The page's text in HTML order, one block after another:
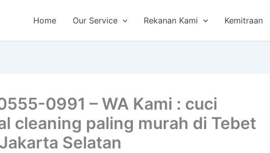
Home Our Service Rekanan Kami Kemitraan
0991 – WA Kami : cuci
cleaning paling murah di Tebet
Selatan